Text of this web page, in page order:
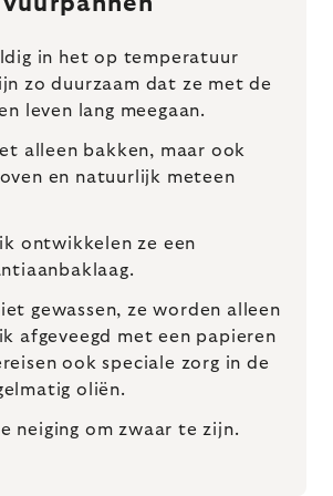
in het op temperatuur
zo duurzaam dat ze met de
leven lang meegaan.
alleen bakken, maar ook
en natuurlijk meteen
ontwikkelen ze een
gewassen, ze worden alleen
afgeveegd met een papieren
ook speciale zorg in de
oliën.
neiging om zwaar te zijn.